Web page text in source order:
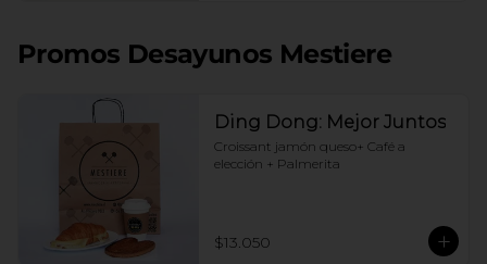
Promos Desayunos Mestiere
Ding Dong: Mejor Juntos
Croissant jamón queso+ Café a
elección + Palmerita
$13.050